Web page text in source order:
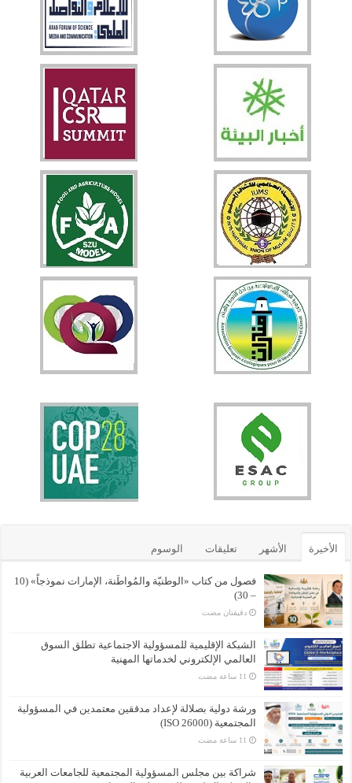
الأخيرة الأشهر تعليقات الوسوم
فصول من كتاب «الوطنيّة والمُواطَنة، الإمارات نموذجاً» (10
– 30)
‏دقيقتان مضت
الشبكة الإقليمية للمسؤولية الاجتماعية تطلق السوق
العالمي الإلكتروني لخدماتها المهنية
ورشة دولية بصلالة لإعداد مدققين معتمدين في المسؤولية
المجتمعية (ISO 26000)
شراكة بين مجلس المسؤولية المجتمعية للجامعات العربية